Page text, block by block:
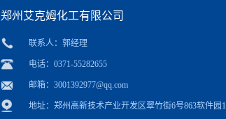
郑州艾克姆化工有限公司
联系人：郭经理
电话：0371-55282655
邮箱： 3001392977@qq.com
地址：郑州高新技术产业开发区翠竹街6号863软件园